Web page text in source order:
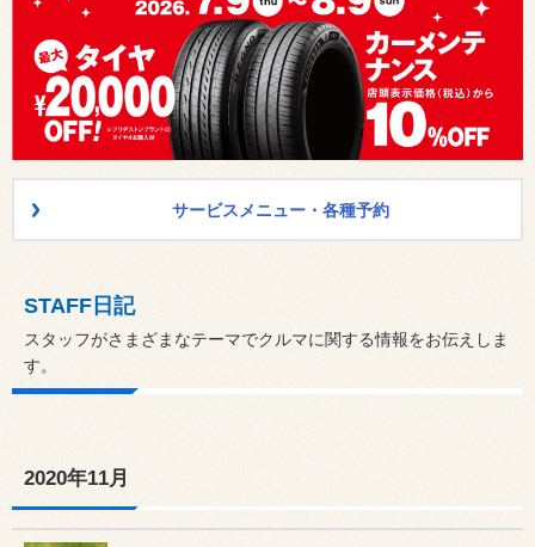
サービスメニュー・各種予約
STAFF日記
スタッフがさまざまなテーマでクルマに関する情報をお伝えしま
す。
2020年11月